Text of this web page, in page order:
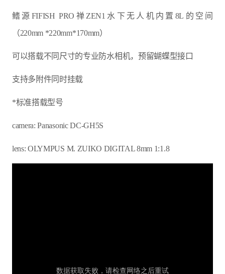
鳍源FIFISH PRO禅ZEN1水下无人机内置8L的空间
（220mm *220mm*170mm）
可以搭载不同尺寸的专业防水相机，预留蝴蝶型接口
支持多附件同时挂载
*标准搭载型号
camera: Panasonic DC-GH5S
lens: OLYMPUS M. ZUIKO DIGITAL 8mm 1:1.8